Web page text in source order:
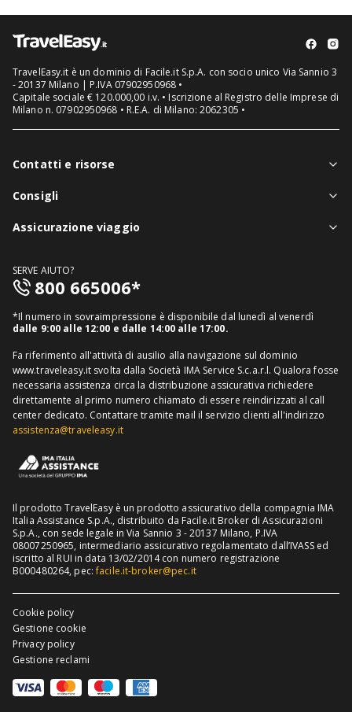
TravelEasy.it è un dominio di Facile.it S.p.A. con socio unico Via Sannio 3
- 20137 Milano | P.IVA 07902950968 •
Capitale sociale € 120.000,00 i.v. • Iscrizione al Registro delle Imprese di
Milano n. 07902950968 • R.E.A. di Milano: 2062305 •
Contatti e risorse
Chi siamo
FAQ
Mappa del sito
Informativa distributore
Consigli
Notizie viaggi
Assicurazione viaggio
Assicurazione viaggio annuale
Assicurazione medico sanitaria
Assicurazione viaggio USA
Assicurazione viaggio Thailandia
Assicurazione viaggio Cuba
SERVE AIUTO?
800 665006*
*Il numero in sovraimpressione è disponibile dal lunedì al venerdì
dalle 9:00 alle 12:00 e dalle 14:00 alle 17:00.
Fa riferimento all'attività di ausilio alla navigazione sul dominio
www.traveleasy.it svolta dalla Società IMA Service S.c.a.r.l. Qualora fosse
necessaria assistenza circa la distribuzione assicurativa richiedere
direttamente al primo numero chiamato di essere reindirizzati al call
center dedicato. Contattare tramite mail il servizio clienti all'indirizzo
assistenza@traveleasy.it
Il prodotto TravelEasy è un prodotto assicurativo della compagnia IMA
Italia Assistance S.p.A., distribuito da Facile.it Broker di Assicurazioni
S.p.A., con sede legale in Via Sannio 3 - 20137 Milano, P.IVA
08007250965, intermediario assicurativo regolamentato dall’IVASS ed
iscritto al RUI in data 13/02/2014 con numero registrazione
B000480264, pec:facile.it-broker@pec.it
Cookie policy
Gestione cookie
Privacy policy
Gestione reclami